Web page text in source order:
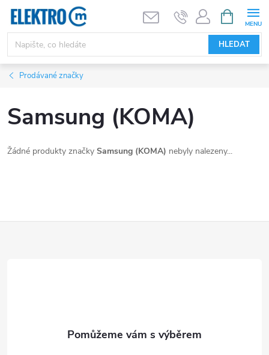
Přejít
obsah
HLEDAT
NÁKUPNÍ
KOŠÍK
Prodávané značky
Samsung (KOMA)
Žádné produkty značky Samsung (KOMA) nebyly nalezeny...